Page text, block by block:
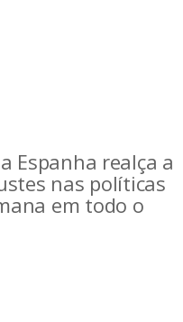
Espanha realça a
nas políticas
em todo o